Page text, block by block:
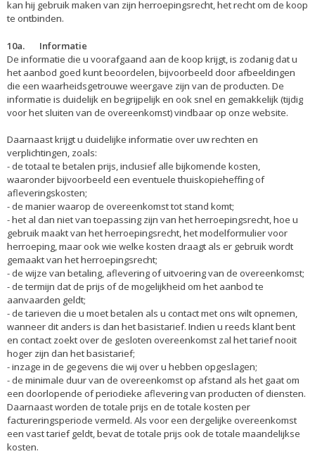
kan hij gebruik maken van zijn herroepingsrecht, het recht om de koop
te ontbinden.
10a. Informatie
De informatie die u voorafgaand aan de koop krijgt, is zodanig dat u
het aanbod goed kunt beoordelen, bijvoorbeeld door afbeeldingen
die een waarheidsgetrouwe weergave zijn van de producten. De
informatie is duidelijk en begrijpelijk en ook snel en gemakkelijk (tijdig
voor het sluiten van de overeenkomst) vindbaar op onze website.
Daarnaast krijgt u duidelijke informatie over uw rechten en
verplichtingen, zoals:
- de totaal te betalen prijs, inclusief alle bijkomende kosten,
waaronder bijvoorbeeld een eventuele thuiskopieheffing of
afleveringskosten;
- de manier waarop de overeenkomst tot stand komt;
- het al dan niet van toepassing zijn van het herroepingsrecht, hoe u
gebruik maakt van het herroepingsrecht, het modelformulier voor
herroeping, maar ook wie welke kosten draagt als er gebruik wordt
gemaakt van het herroepingsrecht;
- de wijze van betaling, aflevering of uitvoering van de overeenkomst;
- de termijn dat de prijs of de mogelijkheid om het aanbod te
aanvaarden geldt;
- de tarieven die u moet betalen als u contact met ons wilt opnemen,
wanneer dit anders is dan het basistarief. Indien u reeds klant bent
en contact zoekt over de gesloten overeenkomst zal het tarief nooit
hoger zijn dan het basistarief;
- inzage in de gegevens die wij over u hebben opgeslagen;
- de minimale duur van de overeenkomst op afstand als het gaat om
een doorlopende of periodieke aflevering van producten of diensten.
Daarnaast worden de totale prijs en de totale kosten per
factureringsperiode vermeld. Als voor een dergelijke overeenkomst
een vast tarief geldt, bevat de totale prijs ook de totale maandelijkse
kosten.